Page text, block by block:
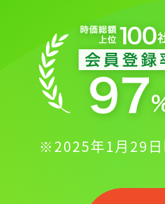
※2025年1月29日